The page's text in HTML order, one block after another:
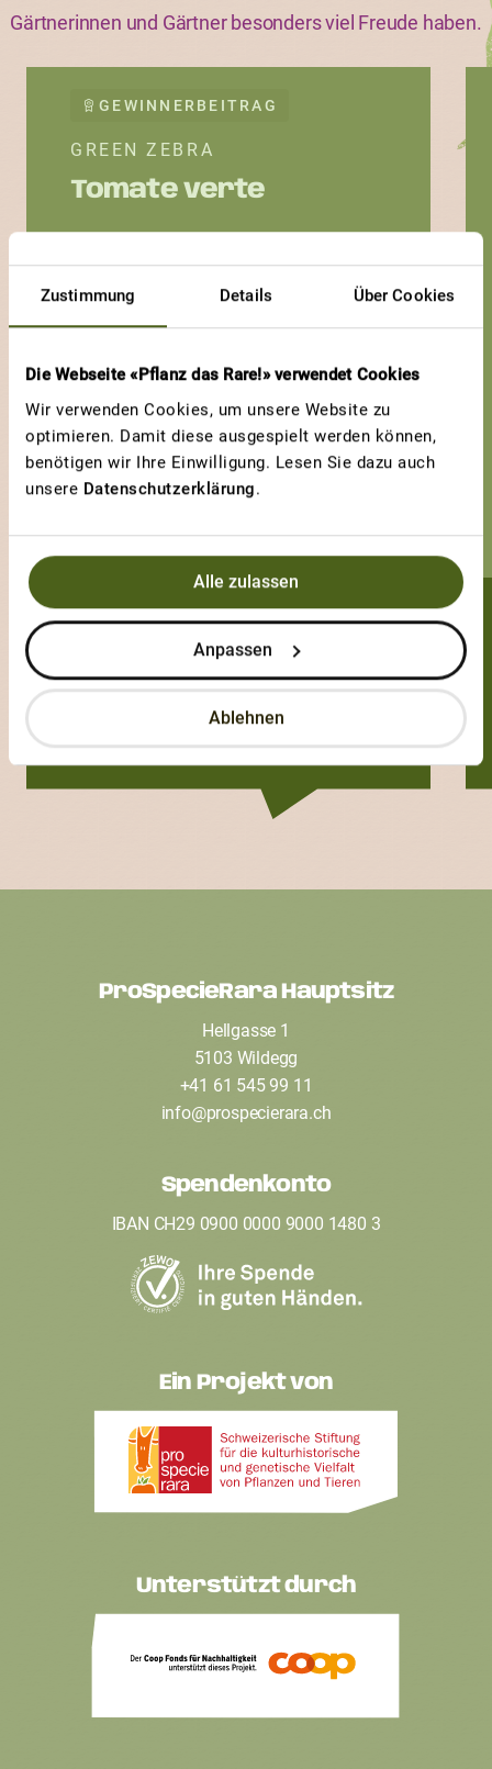
Zustimmung Details Über Cookies
Die Webseite «Pflanz das Rare!» verwendet Cookies
Wir verwenden Cookies, um unsere Website zu
optimieren. Damit diese ausgespielt werden können,
benötigen wir Ihre Einwilligung. Lesen Sie dazu auch
unsere Datenschutzerklärung.
Alle zulassen
Anpassen
Ablehnen
Gärtnerinnen und Gärtner besonders viel Freude haben.
GEWINNERBEITRAG
GREEN ZEBRA
Tomate verte
Pierrot
0 Sorten
ProSpecieRara Hauptsitz
Hellgasse 1
5103 Wildegg
+41 61 545 99 11
info@prospecierara.ch
Spendenkonto
IBAN CH29 0900 0000 9000 1480 3
Ein Projekt von
Unterstützt durch